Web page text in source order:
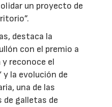
un proyecto de
destaca la
con el premio a
y reconoce el
la evolución de
una de las
de galletas de